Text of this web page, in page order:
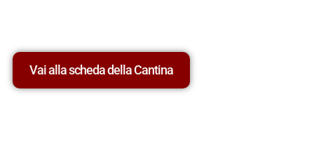
Vai alla scheda della Cantina